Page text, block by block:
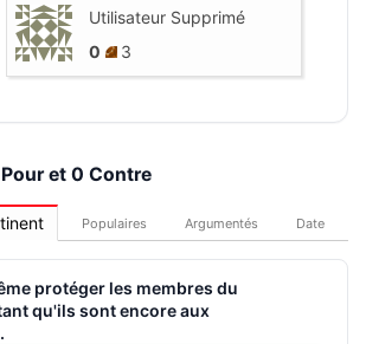
Utilisateur Supprimé
0
3
et 0 Contre
Populaires Argumentés Date
protéger les membres du
qu'ils sont encore aux